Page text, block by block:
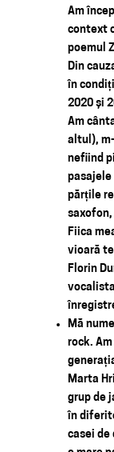
Am
context
poemul
Din
în
2020 și
Am
altul),
nefiind
părțile
Fiica
vioară
Florin
Mă
rock.
Marta
grup de
în
casei de